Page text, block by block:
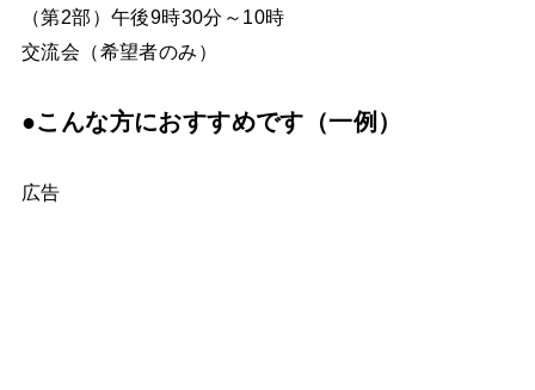
（第2部）午後9時30分～10時
交流会（希望者のみ）
●こんな方におすすめです（一例）
広告